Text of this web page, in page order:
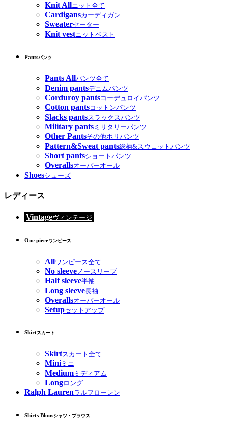
Knit Allニット全て
Cardigansカーディガン
Sweaterセーター
Knit vestニットベスト
Pantsパンツ
Pants Allパンツ全て
Denim pantsデニムパンツ
Corduroy pantsコーデュロイパンツ
Cotton pantsコットンパンツ
Slacks pantsスラックスパンツ
Military pants ミリタリーパンツ
Other Pantsその他ポリパンツ
Pattern&Sweat pants総柄&スウェットパンツ
Short pantsショートパンツ
Overallsオーバーオール
Shoesシューズ
レディース
Vintageヴィンテージ
One pieceワンピース
Allワンピース全て
No sleeve ノースリーブ
Half sleeve半袖
Long sleeve長袖
Overallsオーバーオール
Setupセットアップ
Skirtスカート
Skirtスカート全て
Miniミニ
Medium ミディアム
Longロング
Ralph Laurenラルフローレン
Shirts Blousシャツ・ブラウス